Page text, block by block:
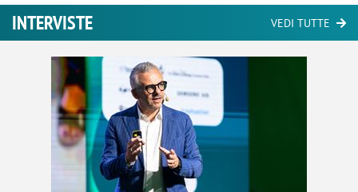
INTERVISTE VEDI TUTTE